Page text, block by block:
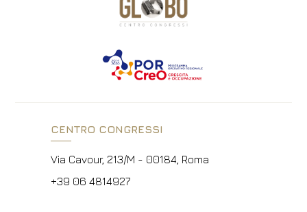
CENTRO CONGRESSI
Via Cavour, 213/M - 00184, Roma
+39 06 4814927